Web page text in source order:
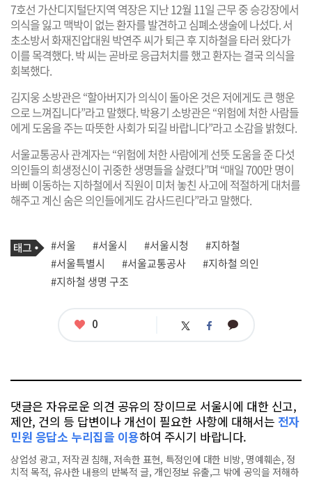
7호선 가산디지털단지역 역장은 지난 12월 11일 근무 중 승강장에서
의식을 잃고 맥박이 없는 환자를 발견하고 심폐소생술에 나섰다. 서
초소방서 화재진압대원 박연주 씨가 퇴근 후 지하철을 타러 왔다가
이를 목격했다. 박 씨는 곧바로 응급처치를 했고 환자는 결국 의식을
회복했다.
김지웅 소방관은 “할아버지가 의식이 돌아온 것은 저에게도 큰 행운
으로 느껴집니다”라고 말했다. 박용기 소방관은 “위험에 처한 사람들
에게 도움을 주는 따뜻한 사회가 되길 바랍니다”라고 소감을 밝혔다.
서울교통공사 관계자는 “위험에 처한 사람에게 선뜻 도움을 준 다섯
의인들의 희생정신이 귀중한 생명들을 살렸다”며 “매일 700만 명이
바삐 이동하는 지하철에서 직원이 미처 놓친 사고에 적절하게 대처를
해주고 계신 숨은 의인들에게도 감사드린다”라고 말했다.
기
사
관
련
태
태
그
#서울 #서울시 #서울시청
#지하철
#서울특별시
#서울교통공사
#지하철 의인
#지하철 생명 구조
좋
0 트 페 카
댓글은 자유로운 의견 공유의 장이므로 서울시에 대한 신고,
제안, 건의 등 답변이나 개선이 필요한 사항에 대해서는 전자
민원 응답소 누리집을 이용하여 주시기 바랍니다.
상업성 광고, 저작권 침해, 저속한 표현, 특정인에 대한 비방, 명예훼손, 정
치적 목적, 유사한 내용의 반복적 글, 개인정보 유출,그 밖에 공익을 저해하